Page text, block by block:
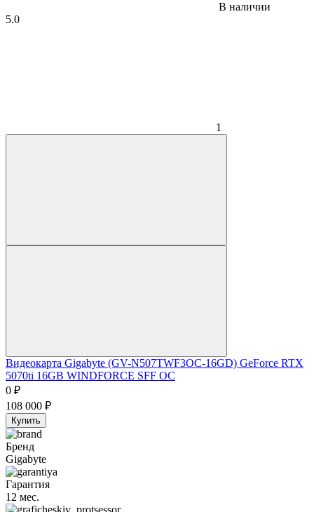
В наличии
5.0
1
Видеокарта Gigabyte (GV-N507TWF3OC-16GD) GeForce RTX
5070ti 16GB WINDFORCE SFF OC
0 ₽
108 000 ₽
Купить
Бренд
Gigabyte
Гарантия
12 мес.